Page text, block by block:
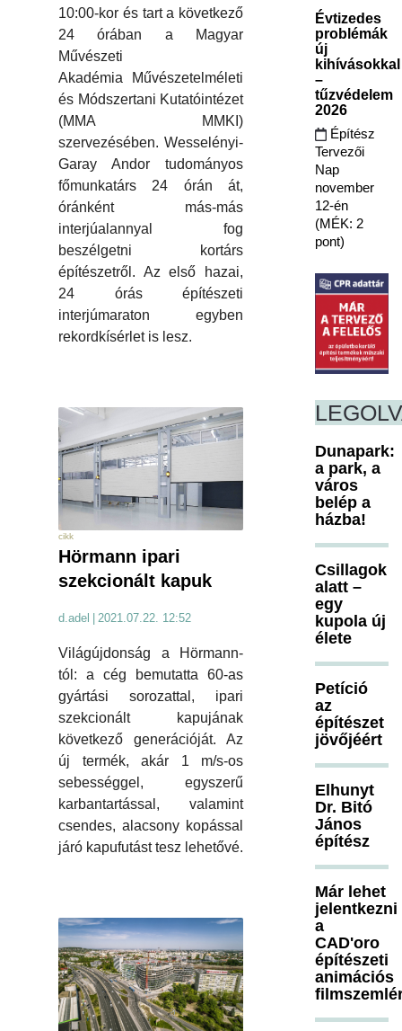
10:00-kor és tart a következő
24 órában a Magyar
Művészeti
Akadémia Művészetelméleti
és Módszertani Kutatóintézet
(MMA MMKI)
szervezésében. Wesselényi-
Garay Andor tudományos
főmunkatárs 24 órán át,
óránként más-más
interjúalannyal fog
beszélgetni kortárs
építészetről. Az első hazai,
24 órás építészeti
interjúmaraton egyben
rekordkísérlet is lesz.
cikk
Hörmann ipari
szekcionált kapuk
d.adel 2021.07.22. 12:52
Világújdonság a Hörmann-
tól: a cég bemutatta 60-as
gyártási sorozattal, ipari
szekcionált kapujának
következő generációját. Az
új termék, akár 1 m/s-os
sebességgel, egyszerű
karbantartással, valamint
csendes, alacsony kopással
járó kapufutást tesz lehetővé.
Évtizedes
problémák
új
kihívásokkal
–
tűzvédelem
2026
Építész
Tervezői
Nap
november
12-én
(MÉK: 2
pont)
Dunapark:
a park, a
város
belép a
házba!
Csillagok
alatt –
egy
kupola új
élete
Petíció
az
építészet
jövőjéért
Elhunyt
Dr. Bitó
János
építész
Már lehet
jelentkezni
a
CAD'oro
építészeti
animációs